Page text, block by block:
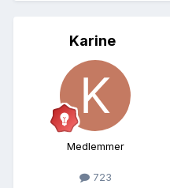
Karine
Medlemmer
723